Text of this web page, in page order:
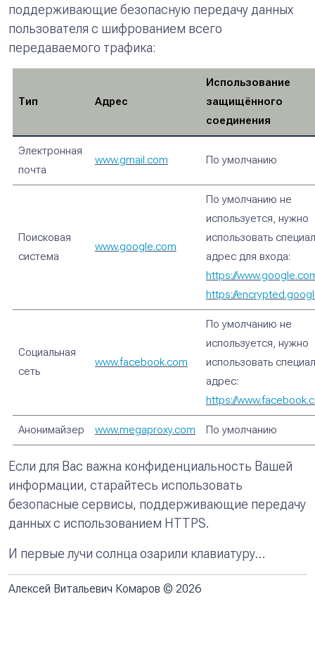
поддерживающие безопасную передачу данных
пользователя с шифрованием всего
передаваемого трафика:
Тип Адрес
Использование
защищённого
соединения
Электронная
почта
www.gmail.com По умолчанию
Поисковая
система
www.google.com
По умолчанию не
используется, нужно
использовать
адрес для входа:
https://
https://
Социальная
сеть
www.facebook.com
По умолчанию не
используется, нужно
использовать
адрес:
https://
Анонимайзер www.megaproxy.com По умолчанию
Если для Вас важна конфиденциальность Вашей
информации, старайтесь использовать
безопасные сервисы, поддерживающие передачу
данных с использованием HTTPS.
И первые лучи солнца озарили клавиатуру…
Алексей Витальевич Комаров © 2026